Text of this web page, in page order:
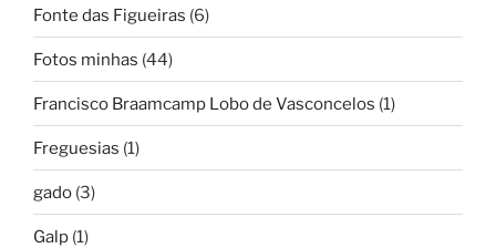
Fonte das Figueiras (6)
Fotos minhas (44)
Francisco Braamcamp Lobo de Vasconcelos (1)
Freguesias (1)
gado (3)
Galp (1)